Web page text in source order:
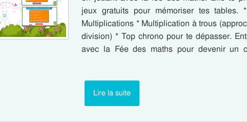
jeux gratuits pour mémoriser tes tables.
Multiplications * Multiplication à trous
division) * Top chrono pour te dépasser.
avec la Fée des maths pour devenir un
Lire la suite